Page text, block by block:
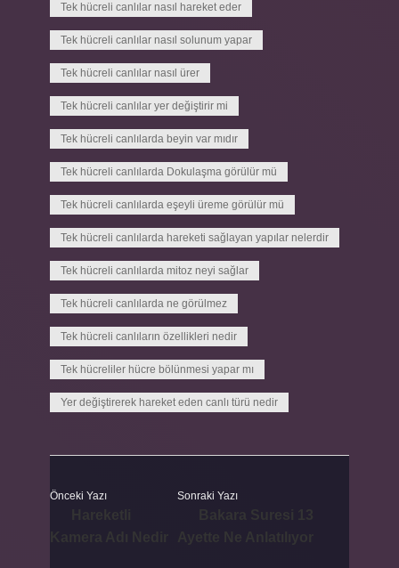
Tek hücreli canlılar nasıl hareket eder
Tek hücreli canlılar nasıl solunum yapar
Tek hücreli canlılar nasıl ürer
Tek hücreli canlılar yer değiştirir mi
Tek hücreli canlılarda beyin var mıdır
Tek hücreli canlılarda Dokulaşma görülür mü
Tek hücreli canlılarda eşeyli üreme görülür mü
Tek hücreli canlılarda hareketi sağlayan yapılar nelerdir
Tek hücreli canlılarda mitoz neyi sağlar
Tek hücreli canlılarda ne görülmez
Tek hücreli canlıların özellikleri nedir
Tek hücreliler hücre bölünmesi yapar mı
Yer değiştirerek hareket eden canlı türü nedir
Önceki Yazı Sonraki Yazı